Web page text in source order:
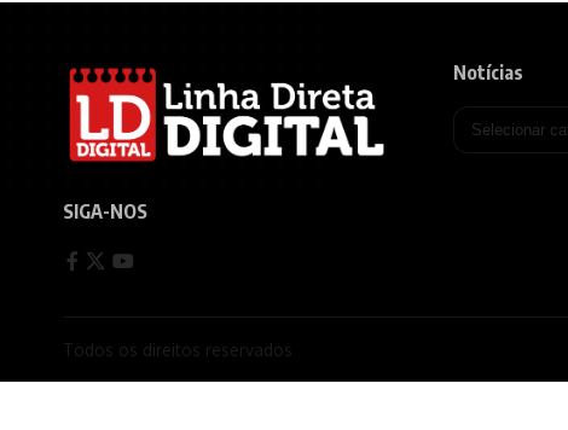
SIGA-NOS
Notícias
Todos os direitos reservados